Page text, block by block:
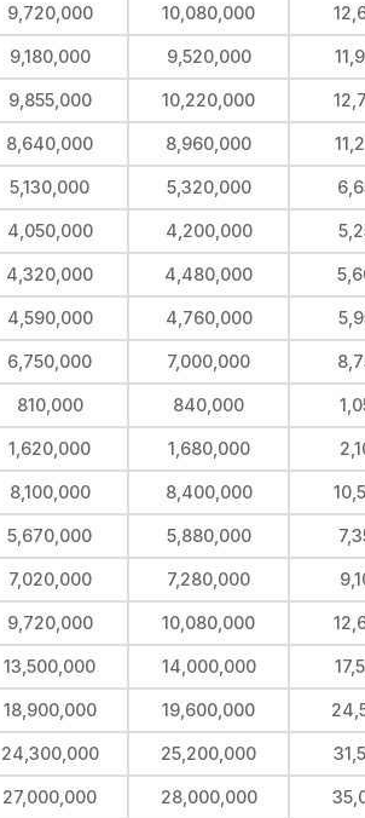
9,720,000 10,080,000
9,180,000 9,520,000
9,855,000 10,220,000
8,640,000 8,960,000
5,130,000 5,320,000
4,050,000 4,200,000
4,320,000 4,480,000
4,590,000 4,760,000
6,750,000 7,000,000
810,000 840,000
1,620,000 1,680,000
8,100,000 8,400,000
5,670,000 5,880,000
7,020,000 7,280,000
9,720,000 10,080,000
13,500,000 14,000,000
18,900,000 19,600,000
24,300,000 25,200,000
27,000,000 28,000,000